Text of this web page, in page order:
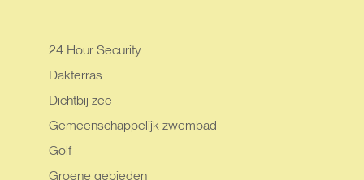
24 Hour Security
Dakterras
Dichtbij zee
Gemeenschappelijk zwembad
Golf
Groene gebieden